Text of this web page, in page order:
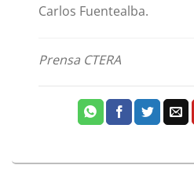
Carlos Fuentealba.
Prensa CTERA